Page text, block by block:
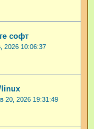
софт
2026 10:06:37
linux
20, 2026 19:31:49